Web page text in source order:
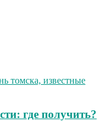
томска, известные
где получить?